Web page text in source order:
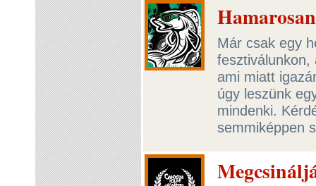
Már csak egy
fesztiválunkon,
ami miatt
úgy leszünk
mindenki.
semmiképpen